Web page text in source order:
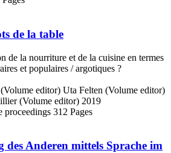
de la table
de la nourriture et de la cuisine en termes
et populaires / argotiques ?
editor) Uta Felten (Volume editor)
(Volume editor) 2019
proceedings 312 Pages
des Anderen mittels Sprache im